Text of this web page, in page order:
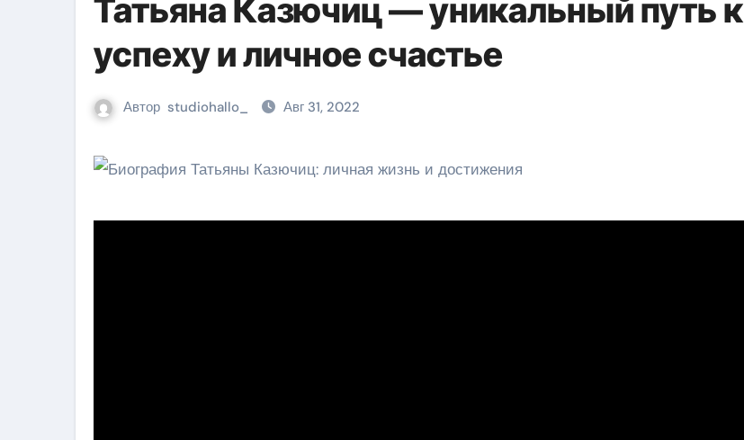
Татьяна Казючиц — уникальный путь к
успеху и личное счастье
Автор studiohallo_ Авг 31, 2022